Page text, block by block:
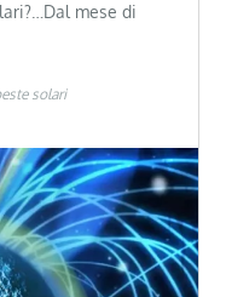
mese di
solari